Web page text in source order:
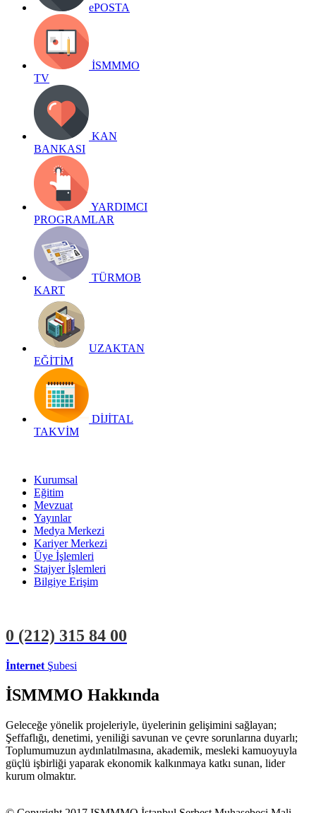
ePOSTA
İSMMMO
TV
KAN
BANKASI
YARDIMCI
PROGRAMLAR
TÜRMOB
KART
UZAKTAN
EĞİTİM
DİJİTAL
TAKVİM
Kurumsal
Eğitim
Mevzuat
Yayınlar
Medya Merkezi
Kariyer Merkezi
Üye İşlemleri
Stajyer İşlemleri
Bilgiye Erişim
0 (212) 315 84 00
İnternet Şubesi
İSMMMO Hakkında
Geleceğe yönelik projeleriyle, üyelerinin gelişimini sağlayan;
Şeffaflığı, denetimi, yeniliği savunan ve çevre sorunlarına duyarlı;
Toplumumuzun aydınlatılmasına, akademik, mesleki kamuoyuyla
güçlü işbirliği yaparak ekonomik kalkınmaya katkı sunan, lider
kurum olmaktır.